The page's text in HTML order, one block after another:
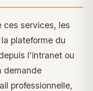
ces services, les
plateforme du
l’intranet ou
demande
professionnelle,